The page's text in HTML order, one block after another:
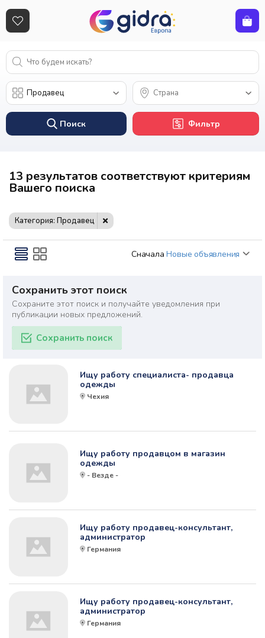
Поиск Фильтр
13 результатов соответствуют критериям
Вашего поиска
Категория: Продавец
Сначала Новые объявления
Сохранить этот поиск
Сохраните этот поиск и получайте уведомления при
публикации новых предложений.
Сохранить поиск
Ищу работу специалиста- продавца
одежды
Чехия
Ищу работу продавцом в магазин
одежды
- Везде -
Ищу работу продавец-консультант,
администратор
Германия
Ищу работу продавец-консультант,
администратор
Германия